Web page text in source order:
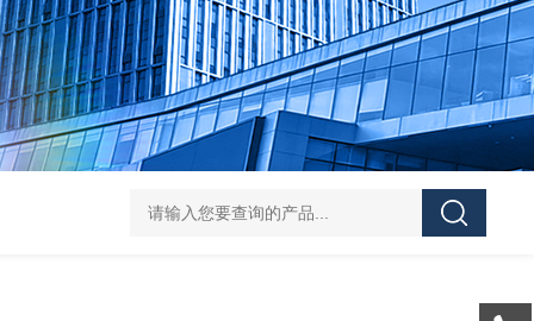
asutec ASU-